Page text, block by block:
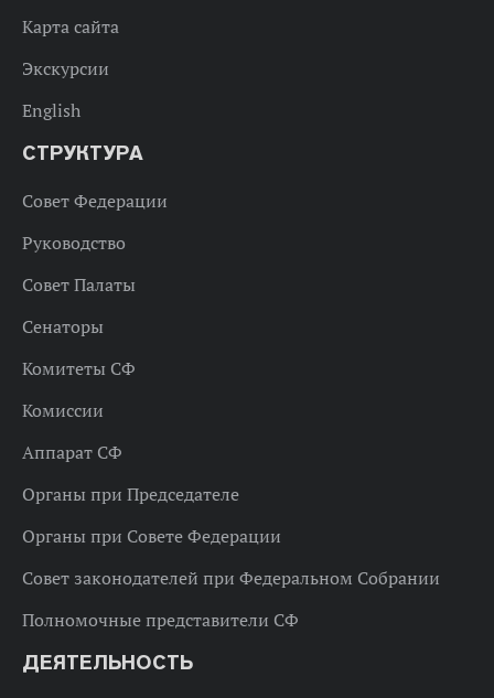
Карта сайта
Экскурсии
English
СТРУКТУРА
Совет Федерации
Руководство
Совет Палаты
Сенаторы
Комитеты СФ
Комиссии
Аппарат СФ
Органы при Председателе
Органы при Совете Федерации
Совет законодателей при Федеральном Собрании
Полномочные представители СФ
ДЕЯТЕЛЬНОСТЬ